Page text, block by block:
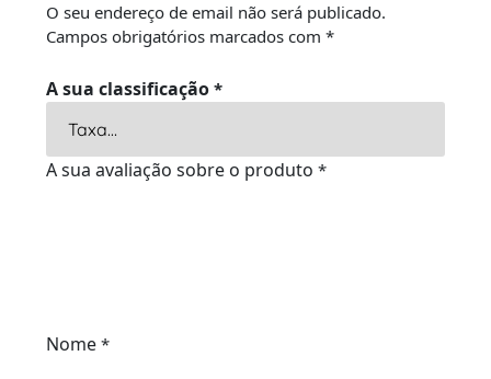
O seu endereço de email não será publicado.
Campos obrigatórios marcados com *
A sua classificação *
A sua avaliação sobre o produto *
Nome *